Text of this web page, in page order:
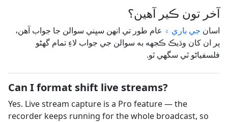
آخر تون ڪير آهين؟
اسان جي باري ۾ عام طور تي انهن سڀني سوالن جا جواب آهن،
پر ان کان وڌيڪ ڪجهه به سوالن جي جواب لاءِ تمام گهڻو
فلسفياڻو ٿي سگهي ٿو.
Can I format shift live streams?
Yes. Live stream capture is a Pro feature — the
recorder keeps running for the whole broadcast, so